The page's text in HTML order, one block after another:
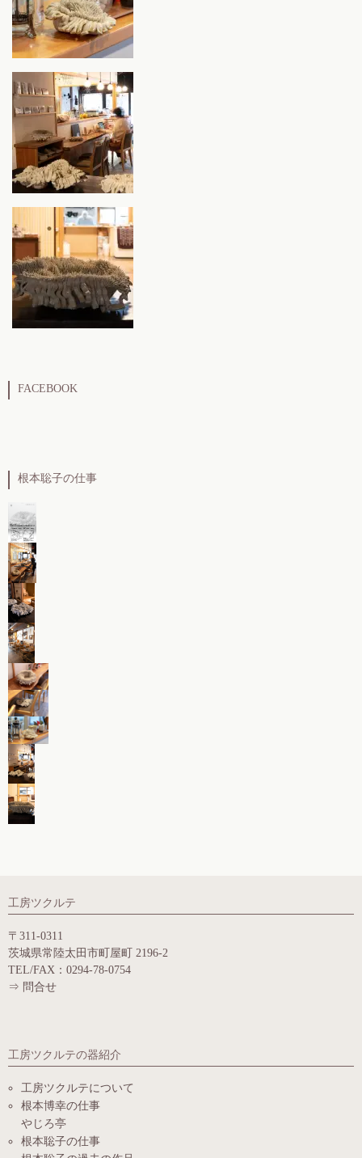
FACEBOOK
根本聡子の仕事
工房ツクルテ
〒311-0311
茨城県常陸太田市町屋町 2196-2
TEL/FAX：0294-78-0754
⇒ 問合せ
工房ツクルテの器紹介
工房ツクルテについて
根本博幸の仕事
やじろ亭
根本聡子の仕事